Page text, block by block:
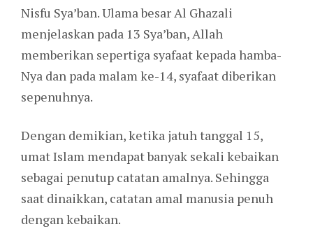
Nisfu Sya’ban. Ulama besar Al Ghazali
menjelaskan pada 13 Sya’ban, Allah
memberikan sepertiga syafaat kepada hamba-
Nya dan pada malam ke-14, syafaat diberikan
sepenuhnya.
Dengan demikian, ketika jatuh tanggal 15,
umat Islam mendapat banyak sekali kebaikan
sebagai penutup catatan amalnya. Sehingga
saat dinaikkan, catatan amal manusia penuh
dengan kebaikan.